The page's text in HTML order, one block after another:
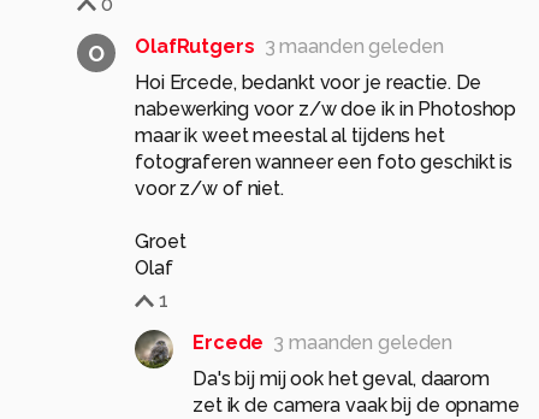
0
O OlafRutgers 3 maanden geleden
Hoi Ercede, bedankt voor je reactie. De
nabewerking voor z/w doe ik in Photoshop
maar ik weet meestal al tijdens het
fotograferen wanneer een foto geschikt is
voor z/w of niet.
Groet
Olaf
1
Ercede 3 maanden geleden
Da's bij mij ook het geval, daarom
zet ik de camera vaak bij de opname